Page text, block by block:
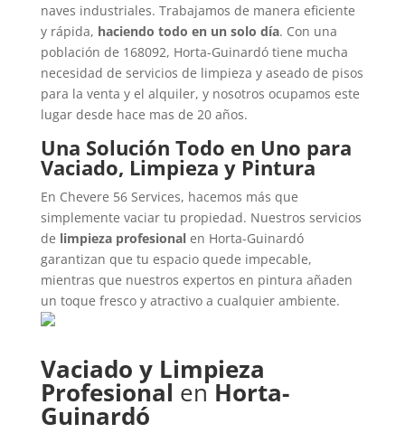
naves industriales. Trabajamos de manera eficiente
y rápida, haciendo todo en un solo día. Con una
población de 168092, Horta-Guinardó tiene mucha
necesidad de servicios de limpieza y aseado de pisos
para la venta y el alquiler, y nosotros ocupamos este
lugar desde hace mas de 20 años.
Una Solución Todo en Uno para
Vaciado, Limpieza y Pintura
En Chevere 56 Services, hacemos más que
simplemente vaciar tu propiedad. Nuestros servicios
de limpieza profesionalen Horta-Guinardó
garantizan que tu espacio quede impecable,
mientras que nuestros expertos en pintura añaden
un toque fresco y atractivo a cualquier ambiente.
Vaciado y Limpieza
Profesional en Horta-
Guinardó